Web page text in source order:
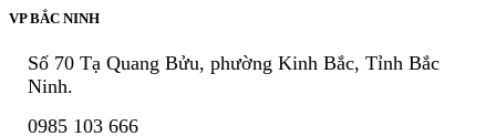
VP BẮC NINH
Số 70 Tạ Quang Bửu, phường Kinh Bắc, Tỉnh Bắc
Ninh.
0985 103 666